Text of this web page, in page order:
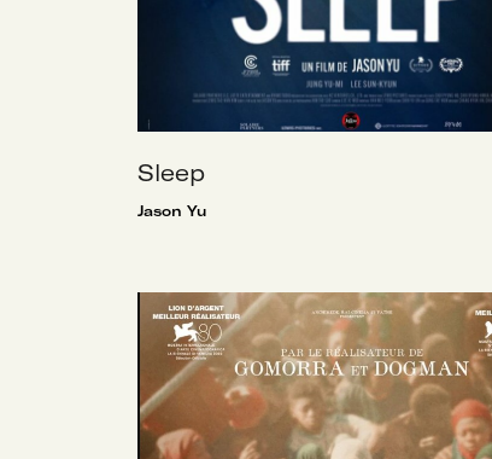
Sleep
Jason Yu